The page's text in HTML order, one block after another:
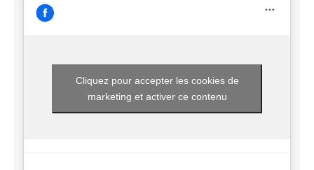
Cliquez pour accepter les cookies de
marketing et activer ce contenu